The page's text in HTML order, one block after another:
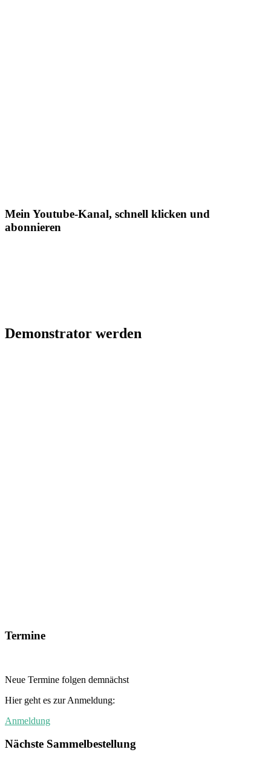
Mein Youtube-Kanal, schnell klicken und
abonnieren
Demonstrator werden
Termine
Neue Termine folgen demnächst
Hier geht es zur Anmeldung:
Anmeldung
Nächste Sammelbestellung